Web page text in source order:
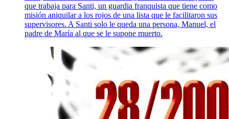
que trabaja para Santi, un guardia franquista que tiene como
misión aniquilar a los rojos de una lista que le facilitaron sus
supervisores. A Santi solo le queda una persona, Manuel, el
padre de María al que se le supone muerto.